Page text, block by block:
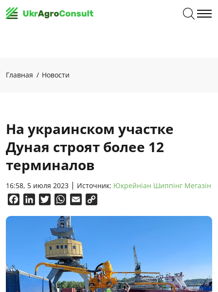
Главная Новости
На украинском участке
Дуная строят более 12
терминалов
16:58, 5 июля 2023 Источник: Юкрейніан Шиппінг Мегазін
FacebookLinkedInTwitterWhatsApp
Email